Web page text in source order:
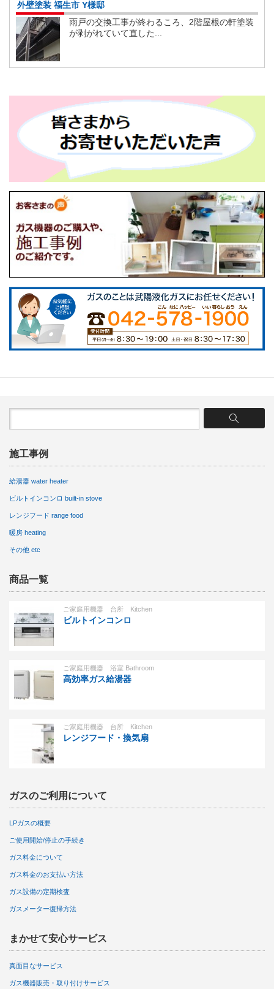
外壁塗装 福生市 Y様邸
雨戸の交換工事が終わるころ、2階屋根の軒塗装
が剥がれていて直した...
施工事例
給湯器 water heater
ビルトインコンロ built-in stove
レンジフード range food
暖房 heating
その他 etc
商品一覧
ご家庭用機器 台所 Kitchen
ビルトインコンロ
ご家庭用機器 浴室 Bathroom
高効率ガス給湯器
ご家庭用機器 台所 Kitchen
レンジフード・換気扇
ガスのご利用について
LPガスの概要
ご使用開始/停止の手続き
ガス料金について
ガス料金のお支払い方法
ガス設備の定期検査
ガスメーター復帰方法
まかせて安心サービス
真面目なサービス
ガス機器販売・取り付けサービス